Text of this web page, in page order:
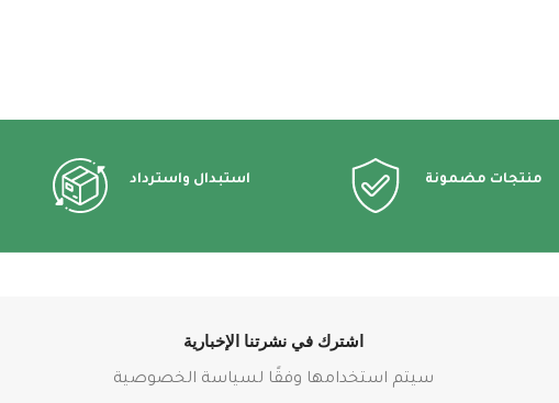
منتجات مضمونة استبدال واسترداد
اشترك في نشرتنا الإخبارية
سيتم استخدامها وفقًا لسياسة الخصوصية